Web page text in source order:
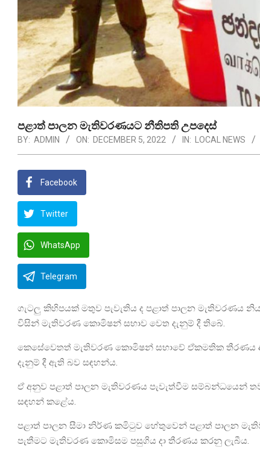
පළාත් පාලන මැතිවරණයට නීතිපති උපදෙස්
BY: ADMIN ON: DECEMBER 5, 2022 IN: LOCAL NEWS
Facebook
Twitter
WhatsApp
Telegram
ගැටලු කිහිපයක් මතුව පැවැතිය ද පළාත් පාලන මැතිවරණය
විසින් මැතිවරණ කොමිෂන් සභාව වෙත දැනුම් දී තිබේ.
කෙසේවෙතත් මැතිවරණ කොමිෂන් සභාවේ ඒකමතික තීරණය
දැනුම් දී ඇති බව සඳහන්ය.
ඒ අනුව පළාත් පාලන මැතිවරණය පැවැත්වීම සම්බන්ධයෙන්
සඳහන් කළේය.
පළාත් පාලන සීමා නිර්ණ කමිටුව හේතුවෙන් පළාත් පාලන
පැතීමට මැතිවරණ කොමිසම පසුගිය දා තීරණය කරනු ලැබීය.